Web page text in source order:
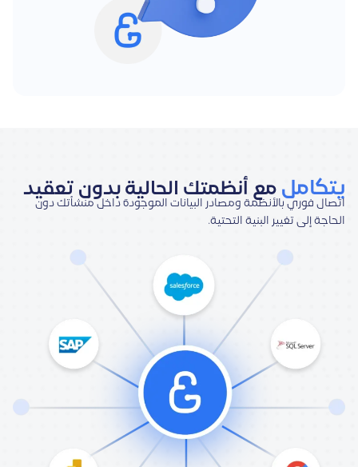
يتكامل مع أنظمتك الحالية بدون تعقيد
اتصال فوري بالأنظمة ومصادر البيانات الموجودة داخل منشأتك دون
الحاجة إلى تغيير البنية التحتية.